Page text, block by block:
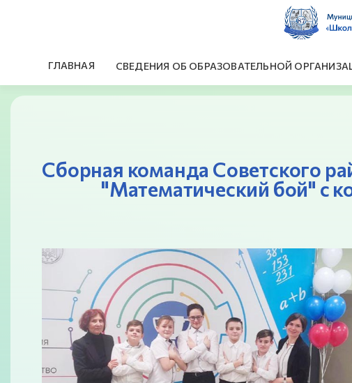
ГЛАВНАЯ СВЕДЕНИЯ ОБ ОБРАЗОВАТЕЛЬНОЙ
Сборная команда Советского
"Математический бой" с